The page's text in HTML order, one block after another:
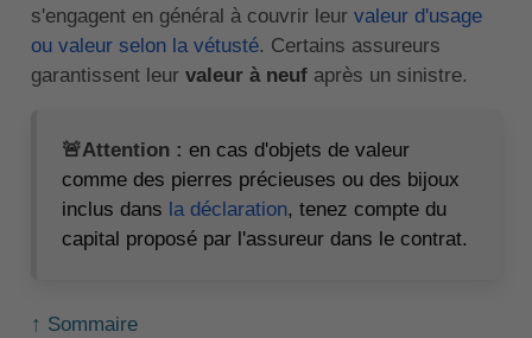
s'engagent en général à couvrir leur valeur d'usage
ou valeur selon la vétusté. Certains assureurs
garantissent leur valeur à neufaprès un sinistre.
🚨Attention : en cas d'objets de valeur
comme des pierres précieuses ou des bijoux
inclus dans la déclaration, tenez compte du
capital proposé par l'assureur dans le contrat.
↑ Sommaire